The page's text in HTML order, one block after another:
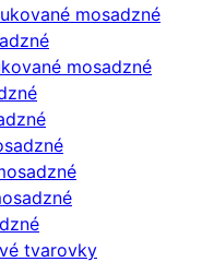
mosadzné
mosadzné
tvarovky